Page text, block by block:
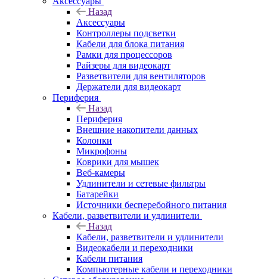
Назад
Аксессуары
Контроллеры подсветки
Кабели для блока питания
Рамки для процессоров
Райзеры для видеокарт
Разветвители для вентиляторов
Держатели для видеокарт
Периферия
Назад
Периферия
Внешние накопители данных
Колонки
Микрофоны
Коврики для мышек
Веб-камеры
Удлинители и сетевые фильтры
Батарейки
Источники бесперебойного питания
Кабели, разветвители и удлинители
Назад
Кабели, разветвители и удлинители
Видеокабели и переходники
Кабели питания
Компьютерные кабели и переходники